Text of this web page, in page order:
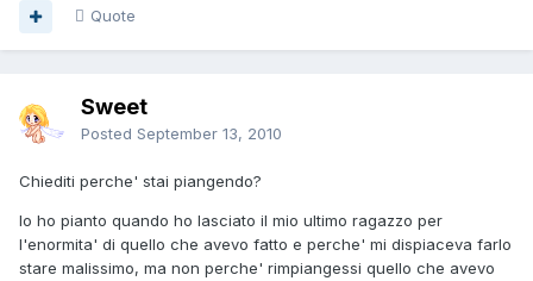
Quote
Sweet
Posted September 13, 2010
Chiediti perche' stai piangendo?
Io ho pianto quando ho lasciato il mio ultimo ragazzo per
l'enormita' di quello che avevo fatto e perche' mi dispiaceva farlo
stare malissimo, ma non perche' rimpiangessi quello che avevo